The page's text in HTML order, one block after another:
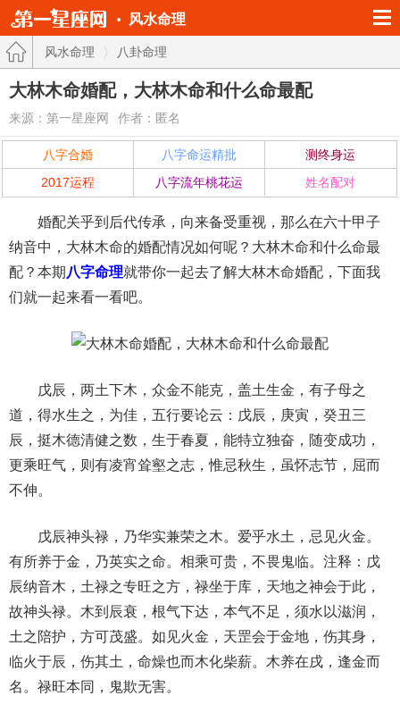
风水命理
风水命理 八卦命理
大林木命婚配，大林木命和什么命最配
来源：第一星座网 作者：匿名
八字合婚 八字命运精批
测终身运
2017运程
八字流年桃花运 姓名配对
婚配关乎到后代传承，向来备受重视，那么在六十甲子
纳音中，大林木命的婚配情况如何呢？大林木命和什么命最
配？本期 八字命理就带你一起去了解大林木命婚配，下面我
们就一起来看一看吧。
戊辰，两土下木，众金不能克，盖土生金，有子母之
道，得水生之，为佳，五行要论云：戊辰，庚寅，癸丑三
辰，挺木德清健之数，生于春夏，能特立独奋，随变成功，
更乘旺气，则有凌宵耸壑之志，惟忌秋生，虽怀志节，屈而
不伸。
戊辰神头禄，乃华实兼荣之木。爱乎水土，忌见火金。
有所养于金，乃英实之命。相乘可贵，不畏鬼临。注释：戊
辰纳音木，土禄之专旺之方，禄坐于库，天地之神会于此，
故神头禄。木到辰衰，根气下达，本气不足，须水以滋润，
土之陪护，方可茂盛。如见火金，天罡会于金地，伤其身，
临火于辰，伤其土，命燥也而木化柴薪。木养在戌，逢金而
名。禄旺本同，鬼欺无害。